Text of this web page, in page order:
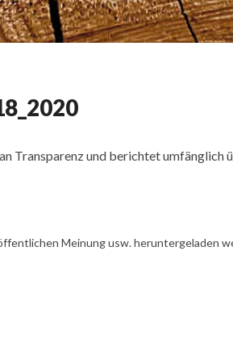
Transparenz und berichtet
Meinung usw.